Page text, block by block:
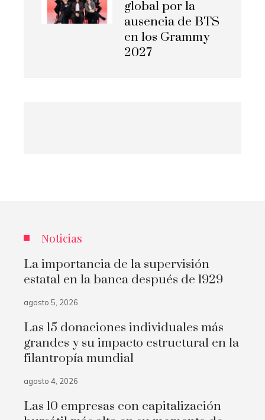
global por la
ausencia de BTS
en los Grammy
2027
Noticias
La importancia de la supervisión
estatal en la banca después de 1929
agosto 5, 2026
Las 15 donaciones individuales más
grandes y su impacto estructural en la
filantropía mundial
agosto 4, 2026
Las 10 empresas con capitalización